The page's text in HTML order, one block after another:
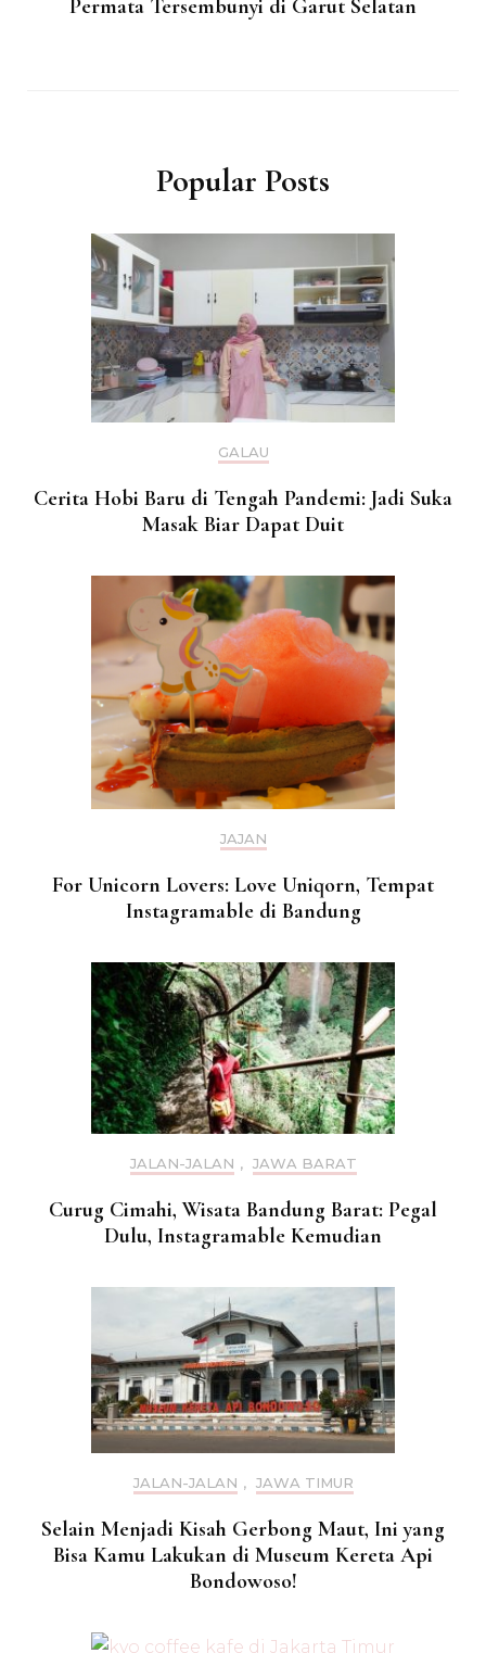
Permata Tersembunyi di Garut Selatan
Popular Posts
GALAU
Cerita Hobi Baru di Tengah Pandemi: Jadi Suka
Masak Biar Dapat Duit
JAJAN
For Unicorn Lovers: Love Uniqorn, Tempat
Instagramable di Bandung
JALAN-JALAN , JAWA BARAT
Curug Cimahi, Wisata Bandung Barat: Pegal
Dulu, Instagramable Kemudian
JALAN-JALAN , JAWA TIMUR
Selain Menjadi Kisah Gerbong Maut, Ini yang
Bisa Kamu Lakukan di Museum Kereta Api
Bondowoso!